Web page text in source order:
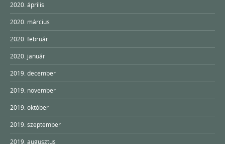
2020. április
2020. március
2020. február
2020. január
2019. december
2019. november
2019. október
2019. szeptember
2019. augusztus